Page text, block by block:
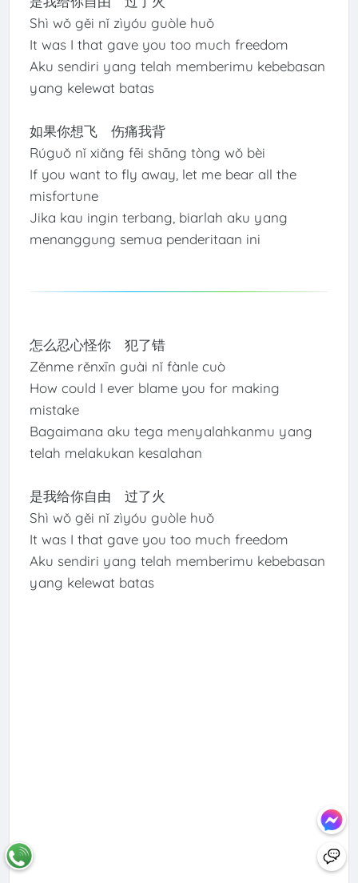
Shì wǒ gěi nǐ zìyóu guòle huǒ
It was I that gave you too much freedom
Aku sendiri yang telah memberimu kebebasan
yang kelewat batas
如果你想飞 伤痛我背
Rúguǒ nǐ xiǎng fēi shāng tòng wǒ bèi
If you want to fly away, let me bear all the
misfortune
Jika kau ingin terbang, biarlah aku yang
menanggung semua penderitaan ini
怎么忍心怪你 犯了错
Zěnme rěnxīn guài nǐ fànle cuò
How could I ever blame you for making
mistake
Bagaimana aku tega menyalahkanmu yang
telah melakukan kesalahan
是我给你自由 过了火
Shì wǒ gěi nǐ zìyóu guòle huǒ
It was I that gave you too much freedom
Aku sendiri yang telah memberimu kebebasan
yang kelewat batas